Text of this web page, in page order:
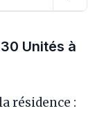
Unités à
résidence :